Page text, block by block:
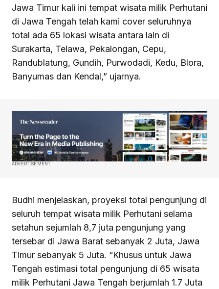
Jawa Timur kali ini tempat wisata milik Perhutani
di Jawa Tengah telah kami cover seluruhnya
total ada 65 lokasi wisata antara lain di
Surakarta, Telawa, Pekalongan, Cepu,
Randublatung, Gundih, Purwodadi, Kedu, Blora,
Banyumas dan Kendal,” ujarnya.
ADVERTISEMENT
Budhi menjelaskan, proyeksi total pengunjung di
seluruh tempat wisata milik Perhutani selama
setahun sejumlah 8,7 juta pengunjung yang
tersebar di Jawa Barat sebanyak 2 Juta, Jawa
Timur sebanyak 5 Juta. “Khusus untuk Jawa
Tengah estimasi total pengunjung di 65 wisata
milik Perhutani Jawa Tengah berjumlah 1.7 Juta